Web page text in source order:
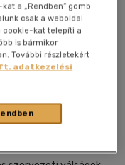
Megosztom
|puhatáblás,
a „Rendben” gomb
csak a weboldal
cookie-kat telepíti a
is bármikor
További részletekért
adatkezelési